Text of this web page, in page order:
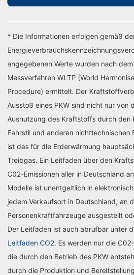
* Die Informationen erfolgen gemäß
angegebenen Werte wurden nach
Messverfahren WLTP (World
Procedure) ermittelt. Der
Ausstoß eines PKW sind nicht nur von
Ausnutzung des Kraftstoffs durch den
Fahrstil und anderen nichttechnischen
ist das für die Erderwärmung
Treibgas. Ein Leitfaden über den
C02-Emissionen aller in Deutschland
Modelle ist unentgeltlich in
jedem Verkaufsort in Deutschland, an
Personenkraftfahrzeuge ausgestellt
Der Leitfaden ist auch abrufbar unter
Leitfaden CO2. Es werden nur die
die durch den Betrieb des PKW
durch die Produktion und